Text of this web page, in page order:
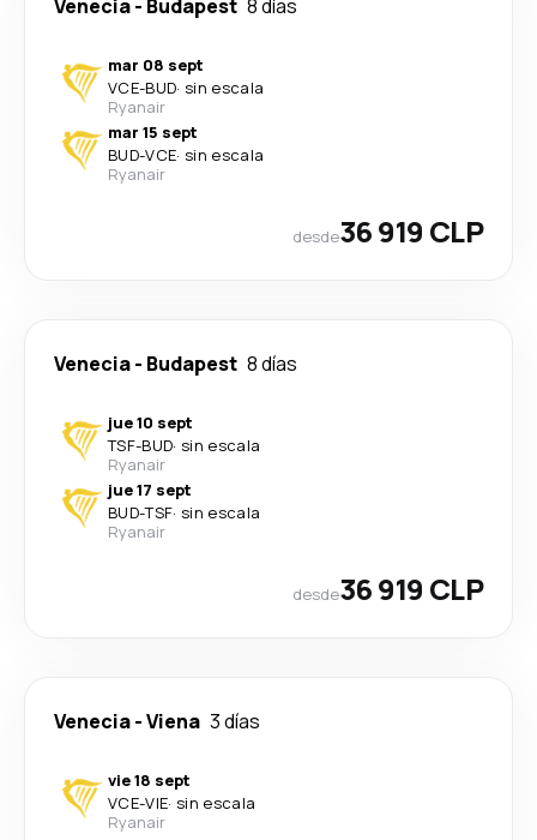
Venecia- Budapest 8 días
mar 08 sept
VCE-BUD· sin escala
Ryanair
mar 15 sept
BUD-VCE· sin escala
Ryanair
desde36 919 CLP
Venecia- Budapest 8 días
jue 10 sept
TSF-BUD· sin escala
Ryanair
jue 17 sept
BUD-TSF· sin escala
Ryanair
desde36 919 CLP
Venecia-Viena 3 días
vie 18 sept
VCE-VIE· sin escala
Ryanair